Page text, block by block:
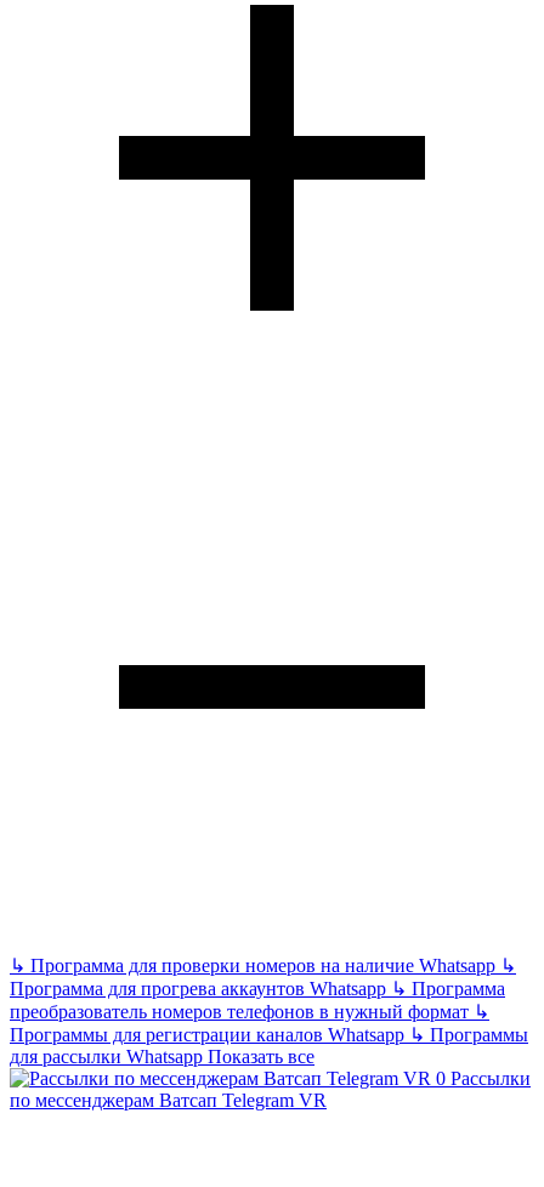
↳ Программа для проверки номеров на наличие Whatsapp ↳
Программа для прогрева аккаунтов Whatsapp ↳ Программа
преобразователь номеров телефонов в нужный формат ↳
Программы для регистрации каналов Whatsapp ↳ Программы
для рассылки Whatsapp Показать все
Рассылки
по мессенджерам Ватсап Telegram VR